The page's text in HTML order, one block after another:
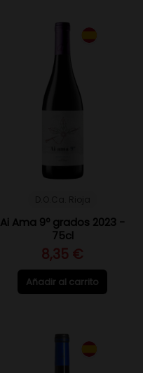
Ai Ama 9º grados 2023 -
75cl
8,35 €
Añadir al carrito